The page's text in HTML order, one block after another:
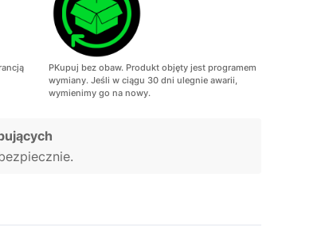
PKupuj bez obaw. Produkt objęty jest programem
wymiany. Jeśli w ciągu 30 dni ulegnie awarii,
wymienimy go na nowy.